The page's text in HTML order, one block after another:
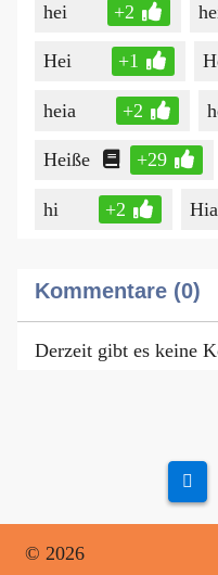
hei +2
Hei +1
heia +2
Heiße +29
hi +2
Kommentare (0)
Derzeit gibt es keine
© 2026